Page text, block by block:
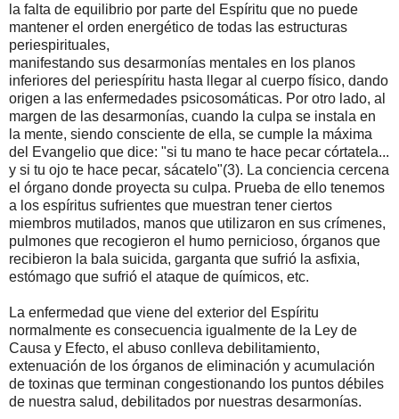
la falta de equilibrio por parte del Espíritu que no puede
mantener el orden energético de todas las estructuras
periespirituales,
manifestando sus desarmonías mentales en los planos
inferiores del periespíritu hasta llegar al cuerpo físico, dando
origen a las enfermedades psicosomáticas. Por otro lado, al
margen de las desarmonías, cuando la culpa se instala en
la mente, siendo consciente de ella, se cumple la máxima
del Evangelio que dice: "si tu mano te hace pecar córtatela...
y si tu ojo te hace pecar, sácatelo"(3). La conciencia cercena
el órgano donde proyecta su culpa. Prueba de ello tenemos
a los espíritus sufrientes que muestran tener ciertos
miembros mutilados, manos que utilizaron en sus crímenes,
pulmones que recogieron el humo pernicioso, órganos que
recibieron la bala suicida, garganta que sufrió la asfixia,
estómago que sufrió el ataque de químicos, etc.
La enfermedad que viene del exterior del Espíritu
normalmente es consecuencia igualmente de la Ley de
Causa y Efecto, el abuso conlleva debilitamiento,
extenuación de los órganos de eliminación y acumulación
de toxinas que terminan congestionando los puntos débiles
de nuestra salud, debilitados por nuestras desarmonías.